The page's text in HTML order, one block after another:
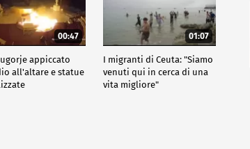
00:47
appiccato
all'altare e statue
01:07
I migranti di Ceuta: "Siamo
venuti qui in cerca di una
vita migliore"